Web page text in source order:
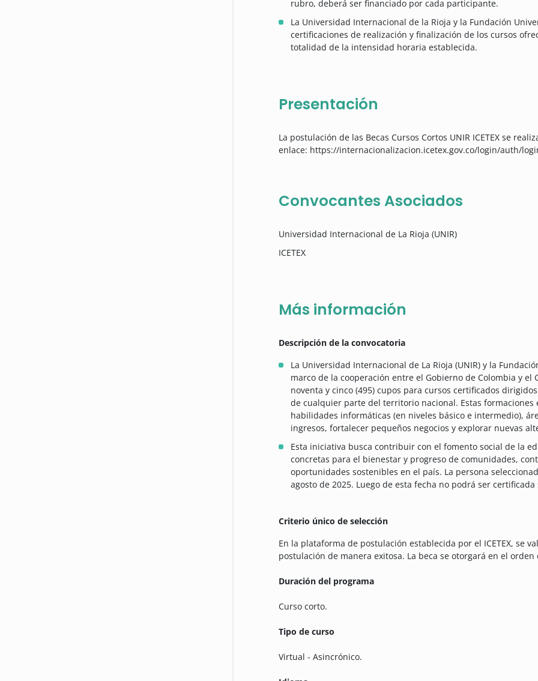
rubro, deberá ser financiado por cada participante.
La Universidad Internacional de la Rioja y la Fundación
certificaciones de realización y finalización de los cursos
totalidad de la intensidad horaria establecida.
Presentación
La postulación de las Becas Cursos Cortos UNIR ICETEX se
enlace: https://internacionalizacion.icetex.gov.co/login/auth/
Convocantes Asociados
Universidad Internacional de La Rioja (UNIR)
ICETEX
Más información
Descripción de la convocatoria
La Universidad Internacional de La Rioja (UNIR) y la
marco de la cooperación entre el Gobierno de Colombia y el
noventa y cinco (495) cupos para cursos certificados
de cualquier parte del territorio nacional. Estas
habilidades informáticas (en niveles básico e intermedio),
ingresos, fortalecer pequeños negocios y explorar nuevas
Esta iniciativa busca contribuir con el fomento social de la
concretas para el bienestar y progreso de comunidades,
oportunidades sostenibles en el país. La persona
agosto de 2025. Luego de esta fecha no podrá ser
Criterio único de selección
En la plataforma de postulación establecida por el ICETEX, se
postulación de manera exitosa. La beca se otorgará en el
Duración del programa
Curso corto.
Tipo de curso
Virtual - Asincrónico.